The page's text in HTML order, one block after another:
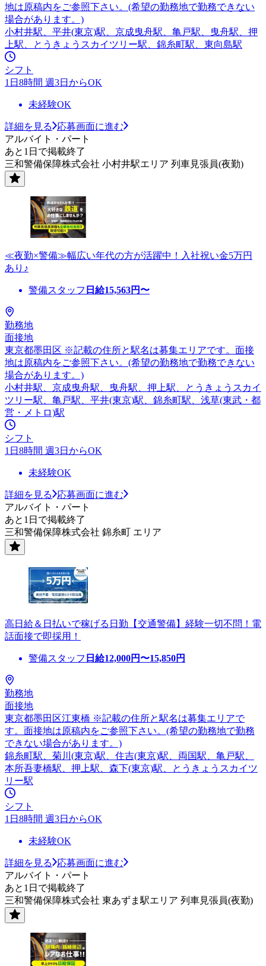
地は原稿内をご参照下さい。(希望の勤務地で勤務できない
場合があります。)
小村井駅、平井(東京)駅、京成曳舟駅、亀戸駅、曳舟駅、押
上駅、とうきょうスカイツリー駅、錦糸町駅、東向島駅
シフト
1日8時間 週3日からOK
未経験OK
詳細を見る
応募画面に進む
アルバイト・パート
あと1日で掲載終了
三和警備保障株式会社 小村井駅エリア 列車見張員(夜勤)
≪夜勤×警備≫幅広い年代の方が活躍中！入社祝い金5万円
あり♪
警備スタッフ 日給15,563円〜
勤務地
面接地
東京都墨田区 ※記載の住所と駅名は募集エリアです。面接
地は原稿内をご参照下さい。(希望の勤務地で勤務できない
場合があります。)
小村井駅、京成曳舟駅、曳舟駅、押上駅、とうきょうスカイ
ツリー駅、亀戸駅、平井(東京)駅、錦糸町駅、浅草(東武・都
営・メトロ)駅
シフト
1日8時間 週3日からOK
未経験OK
詳細を見る
応募画面に進む
アルバイト・パート
あと1日で掲載終了
三和警備保障株式会社 錦糸町 エリア
高日給＆日払いで稼げる日勤【交通警備】経験一切不問！電
話面接で即採用！
警備スタッフ 日給12,000円〜15,850円
勤務地
面接地
東京都墨田区江東橋 ※記載の住所と駅名は募集エリアで
す。面接地は原稿内をご参照下さい。(希望の勤務地で勤務
できない場合があります。)
錦糸町駅、菊川(東京)駅、住吉(東京)駅、両国駅、亀戸駅、
本所吾妻橋駅、押上駅、森下(東京)駅、とうきょうスカイツ
リー駅
シフト
1日8時間 週3日からOK
未経験OK
詳細を見る
応募画面に進む
アルバイト・パート
あと1日で掲載終了
三和警備保障株式会社 東あずま駅エリア 列車見張員(夜勤)